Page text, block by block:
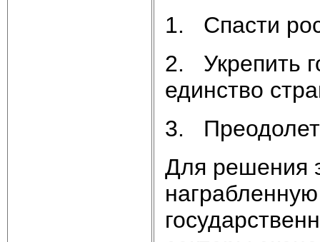
1. Спасти
2. Укрепить
единство
3.
Для решения